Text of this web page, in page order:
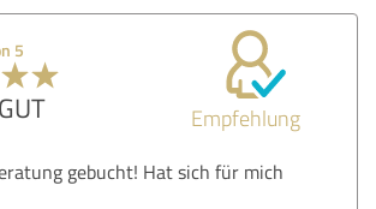
5
Empfehlung
gebucht! Hat sich für mich